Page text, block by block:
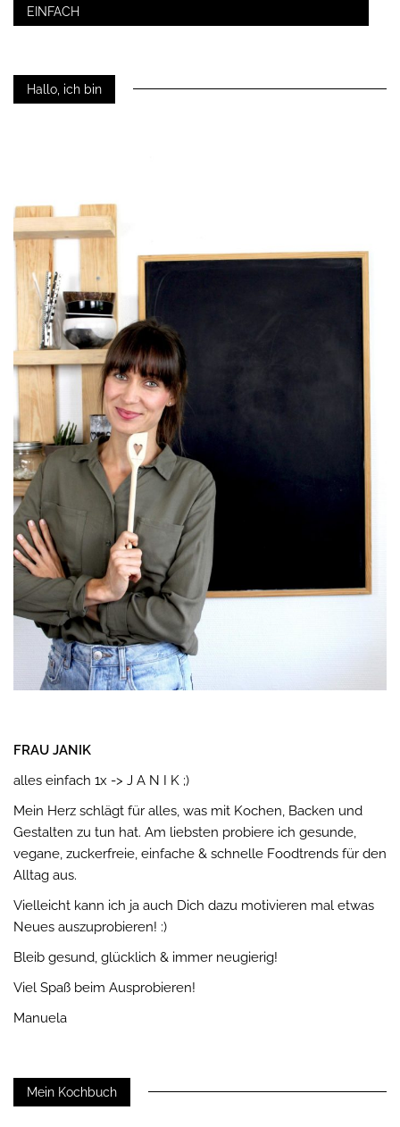
EINFACH
Hallo, ich bin
FRAU JANIK
alles einfach 1x -> J A N I K ;)
Mein Herz schlägt für alles, was mit Kochen, Backen und
Gestalten zu tun hat. Am liebsten probiere ich gesunde,
vegane, zuckerfreie, einfache & schnelle Foodtrends für den
Alltag aus.
Vielleicht kann ich ja auch Dich dazu motivieren mal etwas
Neues auszuprobieren! :)
Bleib gesund, glücklich & immer neugierig!
Viel Spaß beim Ausprobieren!
Manuela
Mein Kochbuch